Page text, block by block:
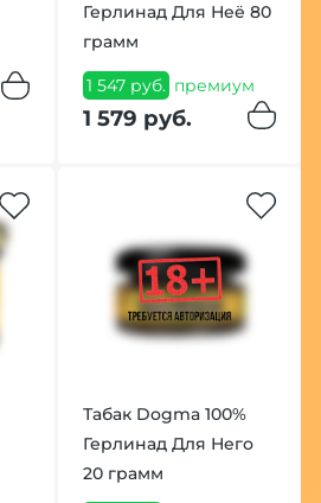
Герлинад Для Неё 80
грамм
1 547 руб. премиум
1 579 руб.
Табак Dogma 100%
Герлинад Для Него
20 грамм